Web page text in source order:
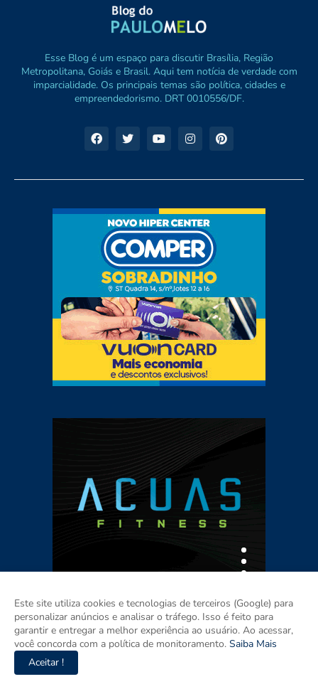
Esse Blog é um espaço para discutir Brasília, Região
Metropolitana, Goiás e Brasil. Aqui tem notícia de verdade com
imparcialidade. Os principais temas são política, cidades e
empreendedorismo. DRT 0010556/DF.
Este site utiliza cookies e tecnologias de terceiros (Google) para
personalizar anúncios e analisar o tráfego. Isso é feito para
garantir e entregar a melhor experiência ao usuário. Ao acessar,
você concorda com a política de monitoramento. Saiba Mais
Aceitar !